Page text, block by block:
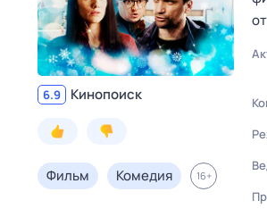
6.9 Кинопоиск
Фильм Комедия 16+